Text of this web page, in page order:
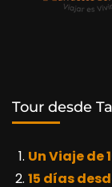
Tour desde
Un Viaje de
15 días